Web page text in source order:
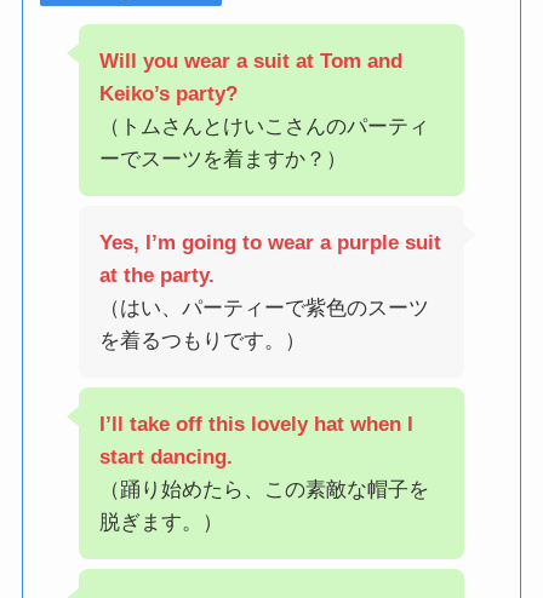
Will you wear a suit at Tom and
Keiko’s party?
（トムさんとけいこさんのパーティ
ーでスーツを着ますか？）
Yes, I’m going to wear a purple suit
at the party.
（はい、パーティーで紫色のスーツ
を着るつもりです。）
I’ll take off this lovely hat when I
start dancing.
（踊り始めたら、この素敵な帽子を
脱ぎます。）